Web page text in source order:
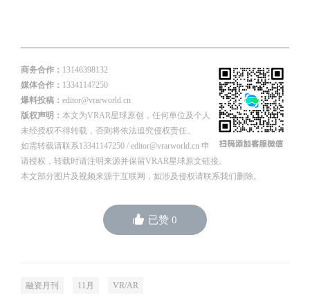
商务合作： 13146398132
媒体合作： 13341147250
爆料投稿： editor@vrarworld.cn
版权声明： 本文为VRAR星球原创，任何单位及个人
未经授权不得转载，否则将依法追究侵权责任。
如需转载请联系13341147250 / editor@vrarworld.cn 申
请授权，转载时请注明来源并保留VRAR星球原文链接。
本文部分图片及视频来源于互联网，如涉及侵权请联系我们删除。
已赞 0
融资月刊 11月 VR/AR